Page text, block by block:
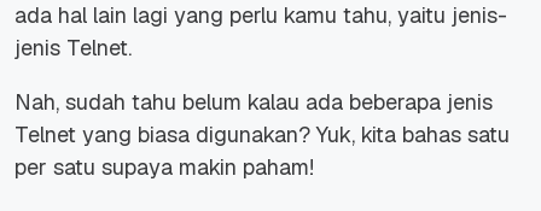
ada hal lain lagi yang perlu kamu tahu, yaitu jenis-
jenis Telnet.
Nah, sudah tahu belum kalau ada beberapa jenis
Telnet yang biasa digunakan? Yuk, kita bahas satu
per satu supaya makin paham!